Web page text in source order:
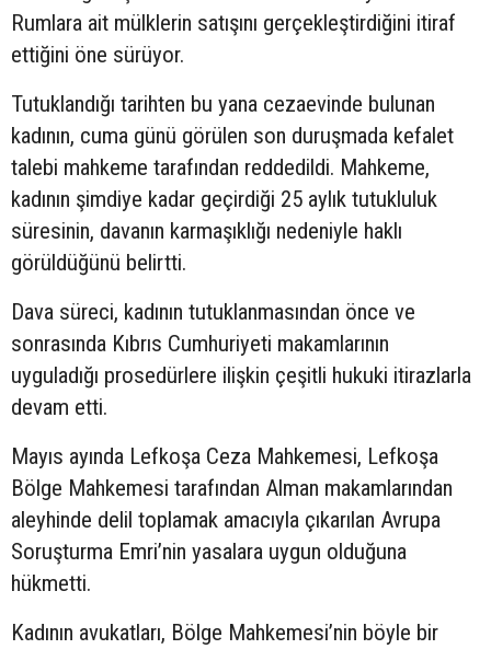
Rumlara ait mülklerin satışını gerçekleştirdiğini itiraf
ettiğini öne sürüyor.
Tutuklandığı tarihten bu yana cezaevinde bulunan
kadının, cuma günü görülen son duruşmada kefalet
talebi mahkeme tarafından reddedildi. Mahkeme,
kadının şimdiye kadar geçirdiği 25 aylık tutukluluk
süresinin, davanın karmaşıklığı nedeniyle haklı
görüldüğünü belirtti.
Dava süreci, kadının tutuklanmasından önce ve
sonrasında Kıbrıs Cumhuriyeti makamlarının
uyguladığı prosedürlere ilişkin çeşitli hukuki itirazlarla
devam etti.
Mayıs ayında Lefkoşa Ceza Mahkemesi, Lefkoşa
Bölge Mahkemesi tarafından Alman makamlarından
aleyhinde delil toplamak amacıyla çıkarılan Avrupa
Soruşturma Emri’nin yasalara uygun olduğuna
hükmetti.
Kadının avukatları, Bölge Mahkemesi’nin böyle bir